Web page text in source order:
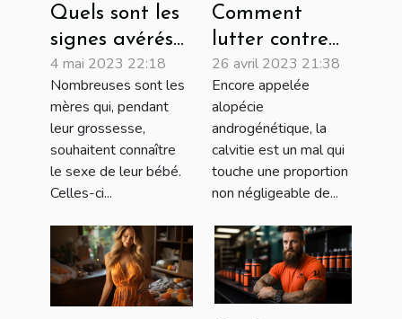
Quels sont les
signes avérés
qui
déterminent le
sexe d’un bébé
?
4 mai 2023 22:18
Nombreuses sont les
mères qui, pendant
leur grossesse,
souhaitent connaître
le sexe de leur bébé.
Celles-ci...
Comment
lutter contre
la calvitie ?
26 avril 2023 21:38
Encore appelée
alopécie
androgénétique, la
calvitie est un mal qui
touche une proportion
non négligeable de...